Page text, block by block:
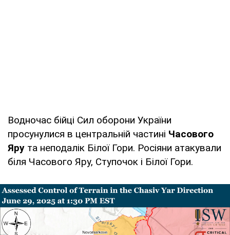
Водночас бійці Сил оборони України
просунулися в центральній частині Часового
Яру та неподалік Білої Гори. Росіяни атакували
біля Часового Яру, Ступочок і Білої Гори.